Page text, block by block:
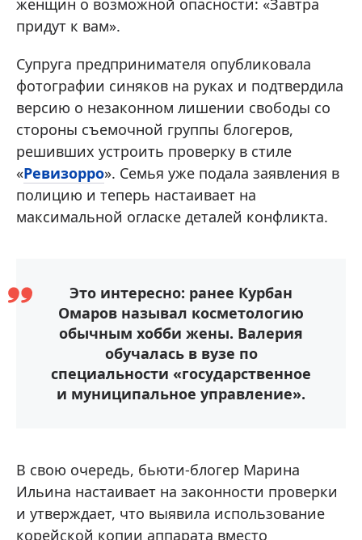
придут к вам».
Супруга предпринимателя опубликовала
фотографии синяков на руках и подтвердила
версию о незаконном лишении свободы со
стороны съемочной группы блогеров,
решивших устроить проверку в стиле
«Ревизорро». Семья уже подала заявления в
полицию и теперь настаивает на
максимальной огласке деталей конфликта.
Это интересно: ранее Курбан
Омаров называл косметологию
обычным хобби жены. Валерия
обучалась в вузе по
специальности «государственное
и муниципальное управление».
В свою очередь, бьюти-блогер Марина
Ильина настаивает на законности проверки
и утверждает, что выявила использование
корейской копии аппарата вместо